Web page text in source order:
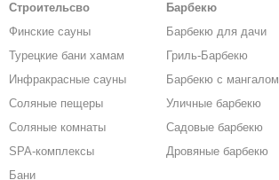
Строительсво
Финские сауны
Турецкие бани хамам
Инфракрасные сауны
Соляные пещеры
Соляные комнаты
SPA-комплексы
Бани
Барбекю
Барбекю для дачи
Гриль-Барбекю
Барбекю с мангалом
Уличные барбекю
Садовые барбекю
Дровяные барбекю